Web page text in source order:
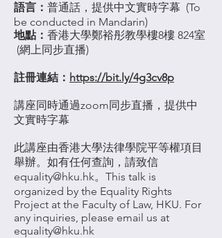
語言： 普通話，提供中文實時字幕 (To
be conducted in Mandarin)
地點： 香港大學鄭裕彤教學樓8樓 824室
(網上同步直播)
註冊連結： https://bit.ly/4g3cv8p
講座同時通過zoom同步直播，提供中
文實時字幕
此講座由香港大學法律學院平等權項目
舉辦。如有任何查詢，請致信
equality@hku.hk。This talk is
organized by the Equality Rights
Project at the Faculty of Law, HKU. For
any inquiries, please email us at
equality@hku.hk